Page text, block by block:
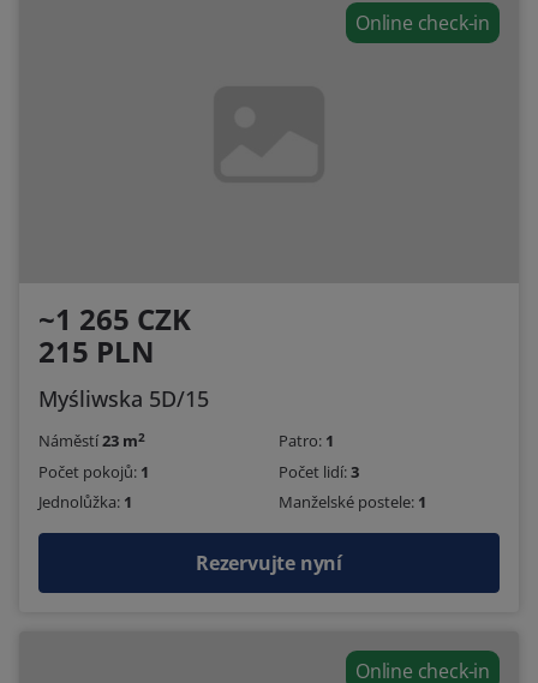
Online check-in
~1 265 CZK
215 PLN
Myśliwska 5D/15
Náměstí23 m2 Patro: 1
Počet pokojů: 1 Počet lidí:3
Jednolůžka: 1 Manželské postele: 1
Rezervujte nyní
Online check-in